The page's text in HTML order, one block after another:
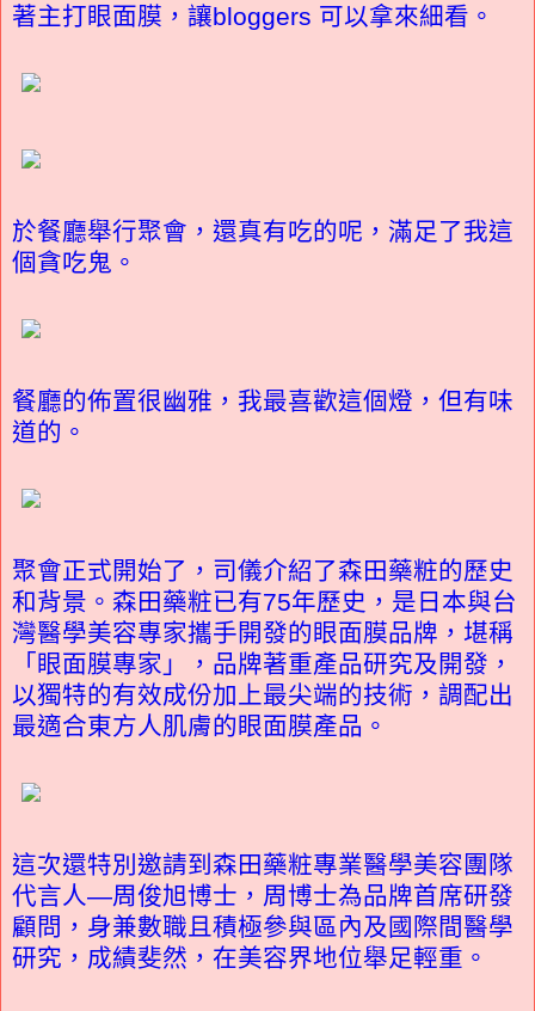
著主打眼面膜，讓bloggers 可以拿來細看。
於餐廳舉行聚會，還真有吃的呢，滿足了我這
個貪吃鬼。
餐廳的佈置很幽雅，我最喜歡這個燈，但有味
道的。
聚會正式開始了，司儀介紹了森田藥粧的歷史
和背景。森田藥粧已有75年歷史，是日本與台
灣醫學美容專家攜手開發的眼面膜品牌，堪稱
「眼面膜專家」，品牌著重產品研究及開發，
以獨特的有效成份加上最尖端的技術，調配出
最適合東方人肌膚的眼面膜產品。
這次還特別邀請到森田藥粧專業醫學美容團隊
代言人—周俊旭博士，周博士為品牌首席研發
顧問，身兼數職且積極參與區內及國際間醫學
研究，成績斐然，在美容界地位舉足輕重。